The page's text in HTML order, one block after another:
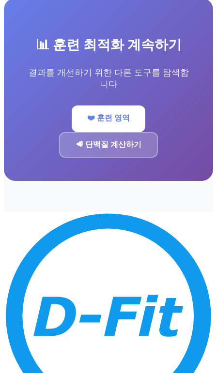
📊 훈련 최적화 계속하기
결과를 개선하기 위한 다른 도구를 탐색합
니다
❤️ 훈련 영역
🥩 단백질 계산하기